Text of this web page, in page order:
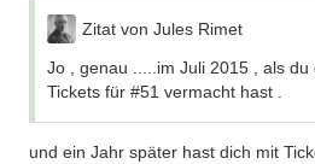
Zitat von Jules Rimet
Jo , genau .....im Juli 2015 , als
Tickets für #51 vermacht hast .
und ein Jahr später hast dich mit